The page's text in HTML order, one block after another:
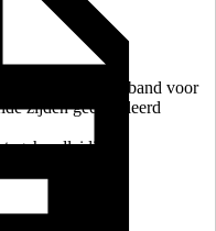
isolatieband voor
zijden geëmailleerd